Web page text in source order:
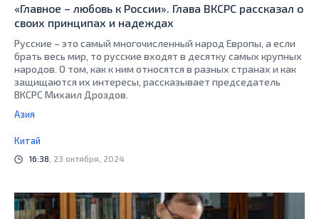
«Главное – любовь к России». Глава ВКСРС рассказал о
своих принципах и надеждах
Русские – это самый многочисленный народ Европы, а если
брать весь мир, то русские входят в десятку самых крупных
народов. О том, как к ним относятся в разных странах и как
защищаются их интересы, рассказывает председатель
ВКСРС Михаил Дроздов.
Азия
Китай
16:38 , 23 октября, 2024